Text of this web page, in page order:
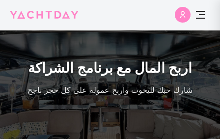
اربح المال مع برنامج الشراكة
شارك حبك لليخوت واربح عمولة على كل حجز ناجح